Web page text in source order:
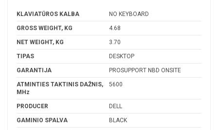
KLAVIATŪROS KALBA NO KEYBOARD
GROSS WEIGHT, KG 4.68
NET WEIGHT, KG 3.70
TIPAS DESKTOP
GARANTIJA PROSUPPORT NBD ONSITE
ATMINTIES TAKTINIS DAŽNIS,
MHz
5600
PRODUCER DELL
GAMINIO SPALVA BLACK